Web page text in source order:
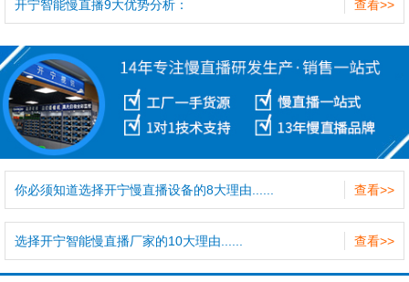
查看>>
开宁智能慢直播9大优势分析：
查看>>
你必须知道选择开宁慢直播设备的8大理由......
查看>>
选择开宁智能慢直播厂家的10大理由......